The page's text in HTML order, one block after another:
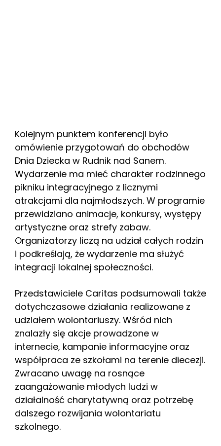
Kolejnym punktem konferencji było
omówienie przygotowań do obchodów
Dnia Dziecka w Rudnik nad Sanem.
Wydarzenie ma mieć charakter rodzinnego
pikniku integracyjnego z licznymi
atrakcjami dla najmłodszych. W programie
przewidziano animacje, konkursy, występy
artystyczne oraz strefy zabaw.
Organizatorzy liczą na udział całych rodzin
i podkreślają, że wydarzenie ma służyć
integracji lokalnej społeczności.
Przedstawiciele Caritas podsumowali także
dotychczasowe działania realizowane z
udziałem wolontariuszy. Wśród nich
znalazły się akcje prowadzone w
internecie, kampanie informacyjne oraz
współpraca ze szkołami na terenie diecezji.
Zwracano uwagę na rosnące
zaangażowanie młodych ludzi w
działalność charytatywną oraz potrzebę
dalszego rozwijania wolontariatu
szkolnego.